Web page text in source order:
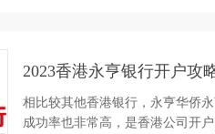
2023香港永亨银行开户攻
相比较其他香港银行，永亨华侨
成功率也非常高，是香港公司开